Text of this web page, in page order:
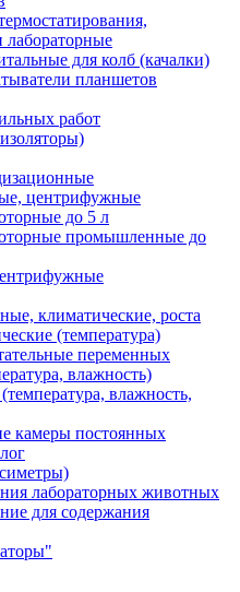
лабораторные
для колб (качалки)
планшетов
работ
центрифужные
до 5 л
промышленные до
климатические, роста
(температура)
переменных
влажность)
влажность,
камеры постоянных
лабораторных животных
для содержания